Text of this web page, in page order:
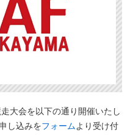
大会を以下の通り開催いたし
し込みをフォーム より受け付